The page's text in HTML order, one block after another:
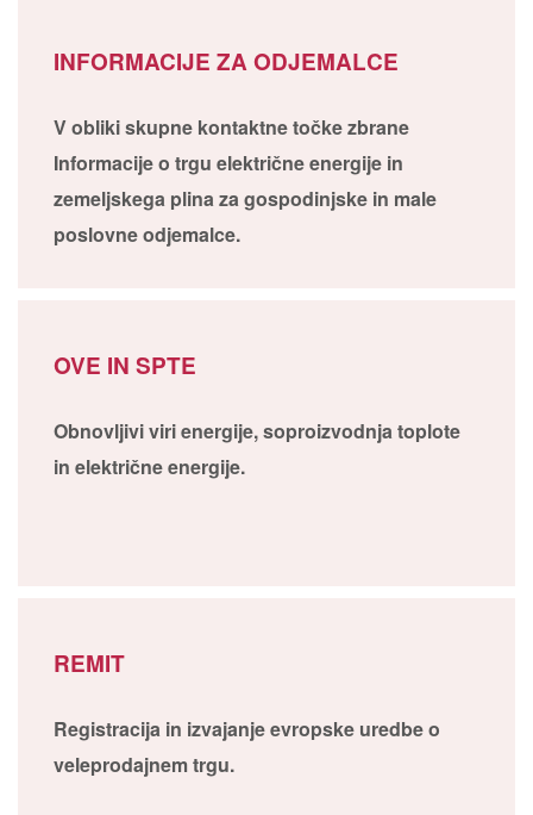
INFORMACIJE ZA ODJEMALCE
V obliki skupne kontaktne točke zbrane
Informacije o trgu električne energije in
zemeljskega plina za gospodinjske in male
poslovne odjemalce.
OVE IN SPTE
Obnovljivi viri energije, soproizvodnja toplote
in električne energije.
REMIT
Registracija in izvajanje evropske uredbe o
veleprodajnem trgu.